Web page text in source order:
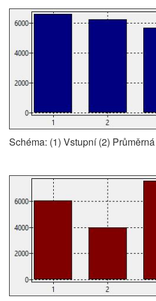
Schéma: (1) Vstupní (2)